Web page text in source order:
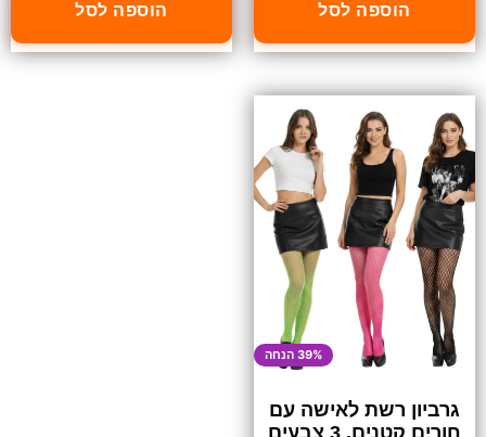
הוספה לסל הוספה לסל
39% הנחה
גרביון רשת לאישה עם